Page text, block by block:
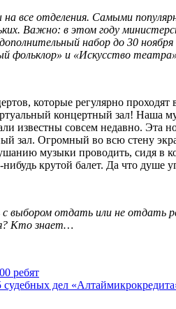
все отделения. Самыми
Важно: в этом году
набор до 30
фольклор» и «Искусство
которые регулярно
концертный зал! Наша
известны совсем недавно. Эта
зал. Огромный во всю стену
музыки проводить, сидя в
крутой балет. Да что
с выбором отдать или не отдать
Кто знает…
ребят
дел